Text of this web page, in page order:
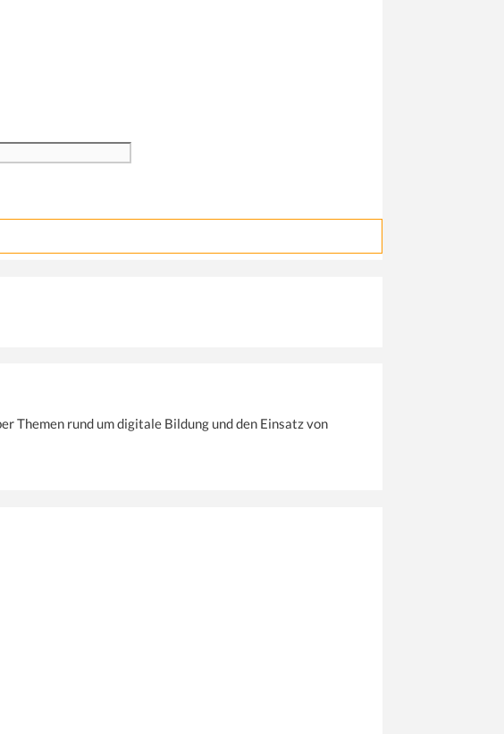
rund um digitale Bildung und den Einsatz von